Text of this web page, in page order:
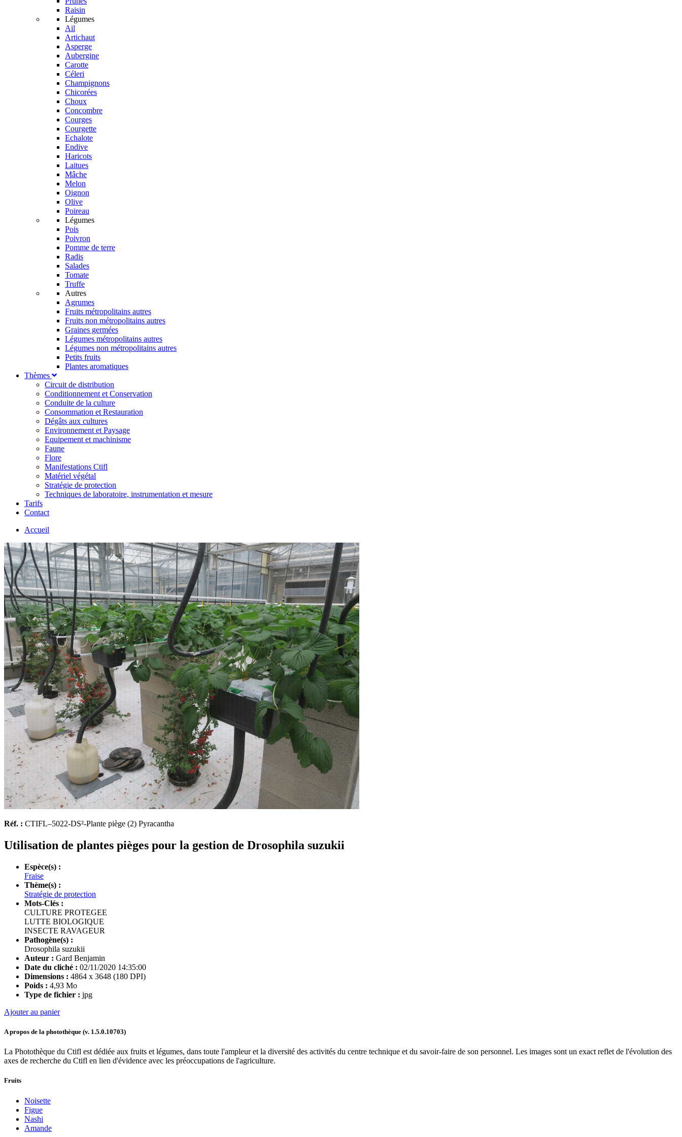
Raisin
Légumes
Ail
Artichaut
Asperge
Aubergine
Carotte
Céleri
Champignons
Chicorées
Choux
Concombre
Courges
Courgette
Echalote
Endive
Haricots
Laitues
Mâche
Melon
Oignon
Olive
Poireau
Légumes
Pois
Poivron
Pomme de terre
Radis
Salades
Tomate
Truffe
Autres
Agrumes
Fruits métropolitains autres
Fruits non métropolitains autres
Graines germées
Légumes métropolitains autres
Légumes non métropolitains autres
Petits fruits
Plantes aromatiques
Thèmes
Circuit de distribution
Conditionnement et Conservation
Conduite de la culture
Consommation et Restauration
Dégâts aux cultures
Environnement et Paysage
Equipement et machinisme
Faune
Flore
Manifestations Ctifl
Matériel végétal
Stratégie de protection
Techniques de laboratoire, instrumentation et mesure
Tarifs
Contact
Accueil
Réf. : CTIFL–5022-DS²-Plante piège (2) Pyracantha
Utilisation de plantes pièges pour la gestion de Drosophila suzukii
Espèce(s) :
Fraise
Thème(s) :
Stratégie de protection
Mots-Clés :
CULTURE PROTEGEE
LUTTE BIOLOGIQUE
INSECTE RAVAGEUR
Pathogène(s) :
Drosophila suzukii
Auteur : Gard Benjamin
Date du cliché : 02/11/2020 14:35:00
Dimensions : 4864 x 3648 (180 DPI)
Poids : 4,93 Mo
Type de fichier : jpg
Ajouter au panier
A propos de la photothèque (v. 1.5.0.10703)
La Photothèque du Ctifl est dédiée aux fruits et légumes, dans toute l'ampleur et la diversité des activités du centre technique et du savoir-faire de son personnel. Les images sont un exact reflet de l'évolution des
axes de recherche du Ctifl en lien d'évidence avec les préoccupations de l'agriculture.
Fruits
Noisette
Figue
Nashi
Amande